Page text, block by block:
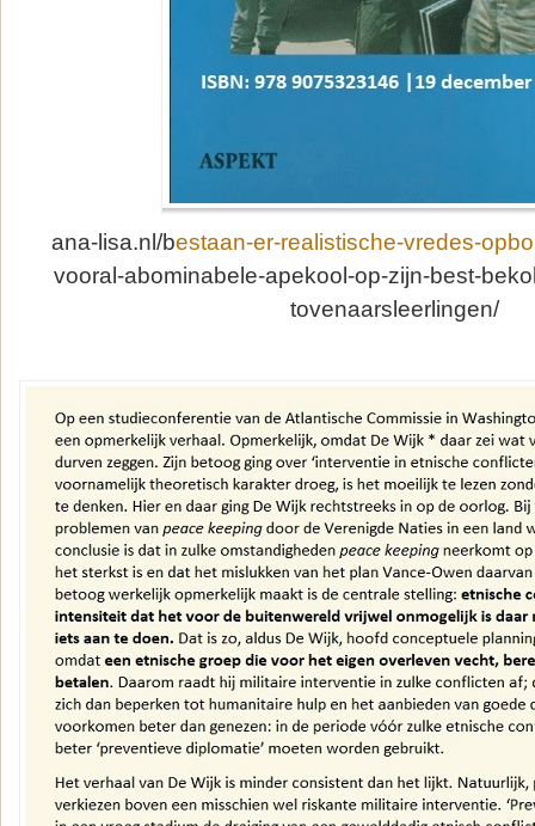
ana-lisa.nl/bestaan-er-realistische-vredes-
vooral-abominabele-apekool-op-zijn-best-
tovenaarsleerlingen/